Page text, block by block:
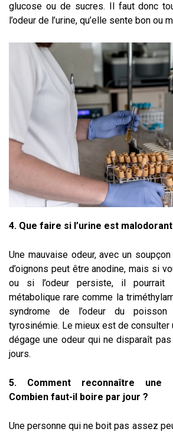
glucose ou de sucres. Il faut donc
l’odeur de l’urine, qu’elle sente bon ou
4. Que faire si l’urine est
Une mauvaise odeur, avec un
d’oignons peut être anodine, mais si
ou si l’odeur persiste, il pourrait
métabolique rare comme la
syndrome de l’odeur du
tyrosinémie. Le mieux est de consulter
dégage une odeur qui ne disparaît pas
jours.
5. Comment reconnaître une
Combien faut-il boire par jour ?
Une personne qui ne boit pas assez